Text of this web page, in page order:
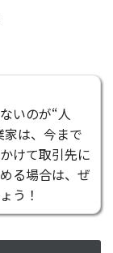
いのが“人
家は、今まで
けて取引先に
る場合は、ぜ
う！